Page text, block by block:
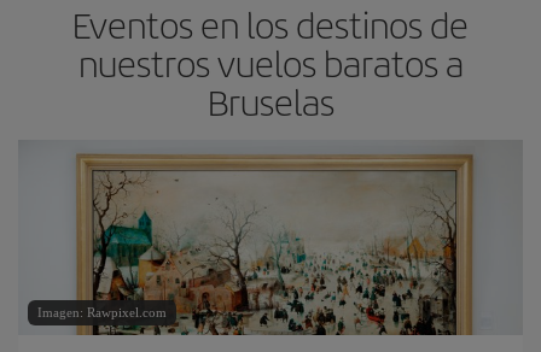
Eventos en los destinos de
nuestros vuelos baratos a
Bruselas
Imagen: Rawpixel.com